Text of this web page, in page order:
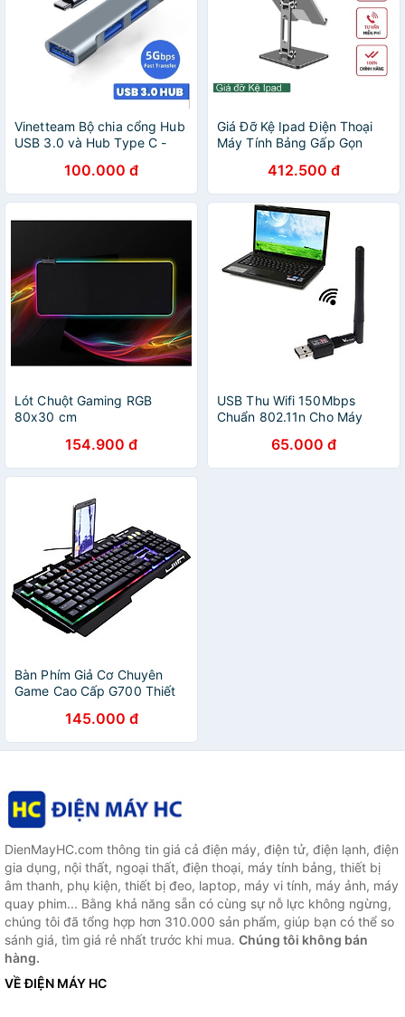
Vinetteam Bộ chia cổng Hub
USB 3.0 và Hub Type C -
100.000 đ
Giá Đỡ Kệ Ipad Điện Thoại
Máy Tính Bảng Gấp Gọn
trượt,chống xước hợp kim
nhôm cao cấp -4716
412.500 đ
Lót Chuột Gaming RGB
80x30 cm
154.900 đ
USB Thu Wifi 150Mbps
Chuẩn 802.11n Cho Máy
65.000 đ
Bàn Phím Giả Cơ Chuyên
Game Cao Cấp G700 Thiết
- Hàng Chính Hãng
145.000 đ
DienMayHC.com thông tin giá cả điện máy, điện tử, điện lạnh, điện
gia dụng, nội thất, ngoại thất, điện thoại, máy tính bảng, thiết bị
âm thanh, phụ kiện, thiết bị đeo, laptop, máy vi tính, máy ảnh, máy
quay phim... Bằng khả năng sẵn có cùng sự nỗ lực không ngừng,
chúng tôi đã tổng hợp hơn 310.000 sản phẩm, giúp bạn có thể so
sánh giá, tìm giá rẻ nhất trước khi mua. Chúng tôi không bán
hàng.
VỀ ĐIỆN MÁY HC